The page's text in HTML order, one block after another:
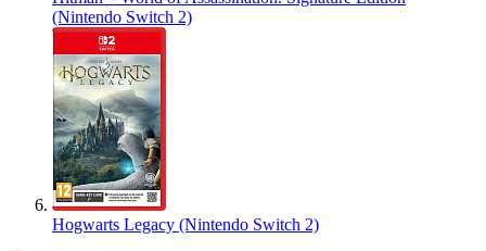
(Nintendo Switch 2)
Hogwarts Legacy (Nintendo Switch 2)